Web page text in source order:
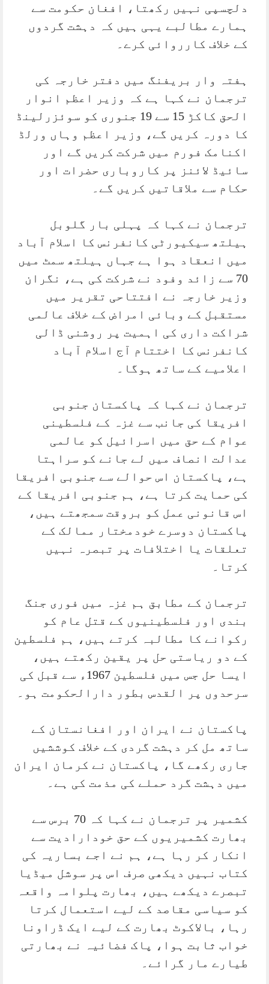
دلچسپی نہیں رکھتا، افغان حکومت سے
ہمارے مطالبے یہی ہیں کہ دہشت گردوں
کے خلاف کارروائی کرے۔
ہفتہ وار بریفنگ میں دفتر خارجہ کی
ترجمان نے کہا ہے کہ وزیر اعظم انوار
الحق کاکڑ 15 سے 19 جنوری کو سوئزرلینڈ
کا دورہ کریں گے، وزیر اعظم وہاں ورلڈ
اکنامک فورم میں شرکت کریں گے اور
سائیڈ لائنز پر کاروباری حضرات اور
حکام سے ملاقاتیں کریں گے۔
ترجمان نے کہا کہ پہلی بار گلوبل
ہیلتھ سیکیورٹی کانفرنس کا اسلام آباد
میں انعقاد ہوا ہے جہاں ہیلتھ سمٹ میں
70 سے زائد وفود نے شرکت کی ہے، نگران
وزیر خارجہ نے افتتاحی تقریر میں
مستقبل کے وبائی امراض کے خلاف عالمی
شراکت داری کی اہمیت پر روشنی ڈالی
کانفرنس کا اختتام آج اسلام آباد
اعلامیے کے ساتھ ہوگا۔
ترجمان نے کہا کہ پاکستان جنوبی
افریقا کی جانب سے غزہ کے فلسطینی
عوام کے حق میں اسرائیل کو عالمی
عدالت انصاف میں لے جانے کو سراہتا
ہے، پاکستان اس حوالے سے جنوبی افریقا
کی حمایت کرتا ہے، ہم جنوبی افریقا کے
اس قانونی عمل کو بروقت سمجھتے ہیں،
پاکستان دوسرے خودمختار ممالک کے
تعلقات یا اختلافات پر تبصرہ نہیں
کرتا۔
ترجمان کے مطابق ہم غزہ میں فوری جنگ
بندی اور فلسطینیوں کے قتل عام کو
رکوانے کا مطالبہ کرتے ہیں، ہم فلسطین
کے دو ریاستی حل پر یقین رکھتے ہیں،
ایسا حل جس میں فلسطین 1967ء سے قبل کی
سرحدوں پر القدس بطور دارالحکومت ہو۔
پاکستان نے ایران اور افغانستان کے
ساتھ مل کر دہشت گردی کے خلاف کوششیں
جاری رکھے گا، پاکستان نے کرمان ایران
میں دہشت گرد حملے کی مذمت کی ہے۔
کشمیر پر ترجمان نے کہا کہ 70 برس سے
بھارت کشمیریوں کے حق خودارادیت سے
انکار کر رہا ہے، ہم نے اجے بساریہ کی
کتاب نہیں دیکھی صرف اس پر سوشل میڈیا
تبصرے دیکھے ہیں، بھارت پلوامہ واقعہ
کو سیاسی مقاصد کے لیے استعمال کرتا
رہا، بالاکوٹ بھارت کے لیے ایک ڈراونا
خواب ثابت ہوا، پاک فضائیہ نے بھارتی
طیارے مار گرائے۔